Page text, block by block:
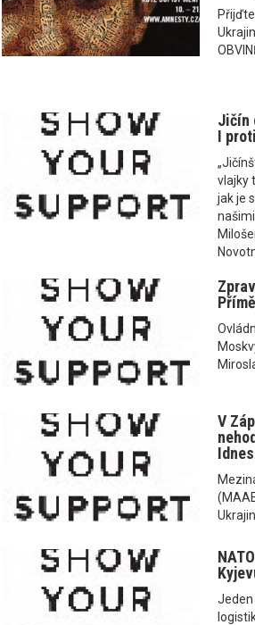
Jičín
I
vlajky
jak je
V